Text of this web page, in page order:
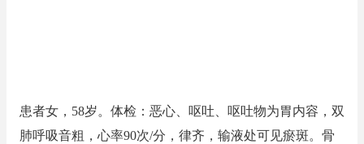
患者女，58岁。体检：恶心、呕吐、呕吐物为胃内容，双
肺呼吸音粗，心率90次/分，律齐，输液处可见瘀斑。骨